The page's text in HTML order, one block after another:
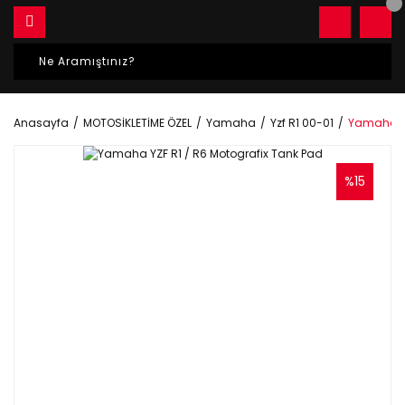
Anasayfa MOTOSİKLETİME ÖZEL Yamaha Yzf R1 00-01 Yamaha
%15